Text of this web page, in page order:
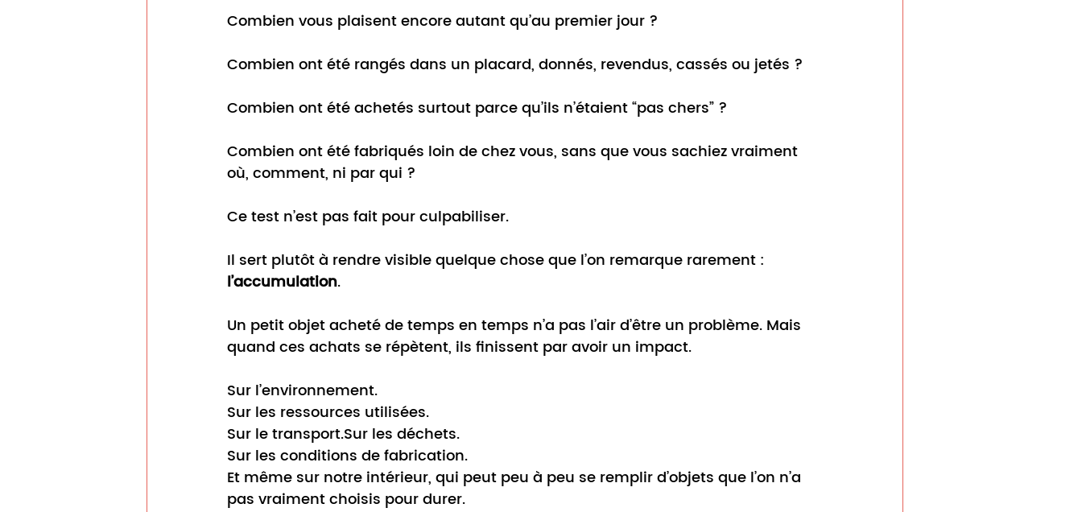
Combien vous plaisent encore autant qu’au premier jour ?
Combien ont été rangés dans un placard, donnés, revendus, cassés ou jetés ?
Combien ont été achetés surtout parce qu’ils n’étaient “pas chers” ?
Combien ont été fabriqués loin de chez vous, sans que vous sachiez vraiment
où, comment, ni par qui ?
Ce test n’est pas fait pour culpabiliser.
Il sert plutôt à rendre visible quelque chose que l’on remarque rarement :
l’accumulation.
Un petit objet acheté de temps en temps n’a pas l’air d’être un problème. Mais
quand ces achats se répètent, ils finissent par avoir un impact.
Sur l’environnement.
Sur les ressources utilisées.
Sur le transport.Sur les déchets.
Sur les conditions de fabrication.
Et même sur notre intérieur, qui peut peu à peu se remplir d’objets que l’on n’a
pas vraiment choisis pour durer.